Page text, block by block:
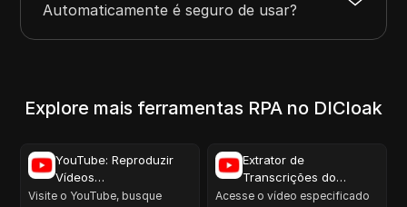
Automaticamente é seguro de usar?
Explore mais ferramentas RPA no DICloak
YouTube: Reproduzir
Vídeos
Automaticamente
Visite o YouTube, busque
Extrator de
Transcrições do
YouTube
Acesse o vídeo especificado